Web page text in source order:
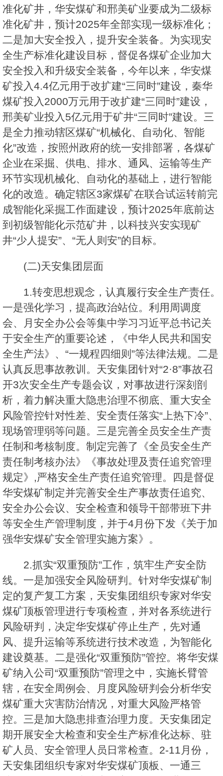
准化矿井，华安煤矿和邢美矿业要成为二级标
准化矿井，预计2025年全部实现一级标准化；
二是加大安全投入，提升安全装备。为实现安
全生产标准化建设目标，督促各煤矿企业加大
安全投入和升级安全装备，今年以来，华安煤
矿投入4.4亿元用于改扩建“三同时”建设，秦华
煤矿投入2000万元用于改扩建“三同时”建设，
邢美矿业投入5亿元用于矿井“三同时”建设。三
是全力推动辖区煤矿“机械化、自动化、智能
化”改造，按照州政府的统一安排部署，各煤矿
企业在采掘、供电、排水、通风、运输等生产
环节实现机械化、自动化的基础上，进行智能
化的改造。确定辖区3家煤矿在联合试运转前完
成智能化采掘工作面建设，预计2025年底前达
到初级智能化示范矿井，以科技兴安实现矿
井“少人提安”、“无人则安”的目标。
(二)天安集团层面
1.转变思想观念，认真履行安全生产责任。
一是强化学习，提高政治站位。利用周调度
会、月安全办公会等集中学习习近平总书记关
于安全生产的重要论述，《中华人民共和国安
全生产法》、“一规程四细则”等法律法规。二是
认真反思事故教训。天安集团针对“2·8”事故召
开3次安全生产专题会议，对事故进行深刻剖
析，着力解决重大隐患治理不彻底、重大安全
风险管控针对性差、安全责任落实“上热下冷”、
现场管理弱等问题。三是完善全员安全生产责
任制和考核制度。制定完善了《全员安全生产
责任制考核办法》《事故处理及责任追究管理
规定》,严格安全生产责任追究管理。四是督促
华安煤矿制定并完善安全生产事故责任追究、
安全办公会议、安全检查和领导干部带班下井
等安全生产管理制度，并于4月份下发《关于加
强华安煤矿安全管理实施方案》。
2.抓实“双重预防”工作，筑牢生产安全防
线。一是加强安全风险研判。针对华安煤矿制
定的复产复工方案，天安集团组织专家对华安
煤矿顶板管理进行专项检查，并对各系统进行
风险研判，决定华安煤矿停止生产，先对通
风、提升运输等系统进行技术改造，为智能化
建设奠基。二是强化“双重预防”管控。将华安煤
矿纳入公司“双重预防”管理之中，实施长臂管
辖，在安全周例会、月度风险研判会分析华安
煤矿重大灾害防治情况，对重大风险严格管
控。三是加大隐患排查治理力度。天安集团定
期开展安全大检查和安全生产标准化达标、驻
矿人员、安全管理人员日常检查。2-11月份，
天安集团组织专家对华安煤矿顶板、一通三